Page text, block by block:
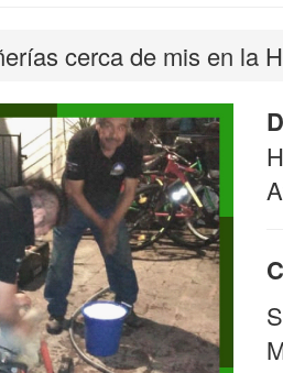
cerca de mis en la